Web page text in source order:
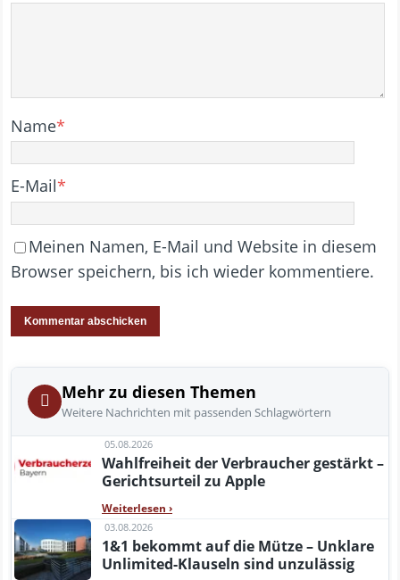
Name*
E-Mail*
Meinen Namen, E-Mail und Website in diesem
Browser speichern, bis ich wieder kommentiere.
Mehr zu diesen Themen
Weitere Nachrichten mit passenden Schlagwörtern
05.08.2026
Wahlfreiheit der Verbraucher gestärkt –
Gerichtsurteil zu Apple
Weiterlesen ›
03.08.2026
1&1 bekommt auf die Mütze – Unklare
Unlimited-Klauseln sind unzulässig